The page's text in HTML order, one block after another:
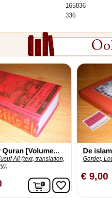
165836
336
Quran [Volume...
Ali (text, translation,
In winkelwagen
favorite_border
De
Gardet,
€ 9,00